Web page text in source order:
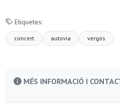
Etiquetes:
concert autovia vergós
MÉS INFORMACIÓ I